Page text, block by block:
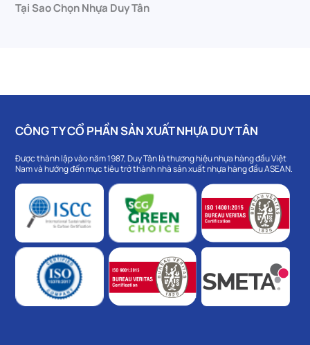
Tại Sao Chọn Nhựa Duy Tân
CÔNG TY CỔ PHẦN SẢN XUẤT NHỰA DUY TÂN
Được thành lập vào năm 1987, Duy Tân là thương hiệu nhựa hàng đầu Việt
Nam và hướng đến mục tiêu trở thành nhà sản xuất nhựa hàng đầu ASEAN.